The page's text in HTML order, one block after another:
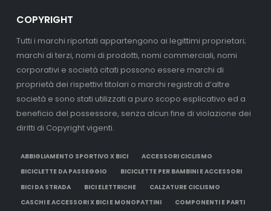
COPYRIGHT
Tutti i marchi riportati appartengono ai legittimi proprietari;
marchi di terzi, nomi di prodotti, nomi commerciali, nomi
corporativi e società citati possono essere marchi di
proprietà dei rispettivi titolari o marchi registrati d’altre
società e sono stati utilizzati a puro scopo esplicativo ed a
beneficio del possessore, senza alcun fine di violazione dei
diritti di Copyright vigenti.
ABBIGLIAMENTO SPORTIVO X BICI
ACCESSORI CICLISMO
BICICLETTE DA PASSEGGIO
BICICLETTE PER BAMBINI E ACCESSORI
BICI DA STRADA
BICI ELETTRICHE
CALZATURE CICLISMO
CASCHI E ACCESSORI X BICI E MONOPATTINI
COMPONENTI E PARTI